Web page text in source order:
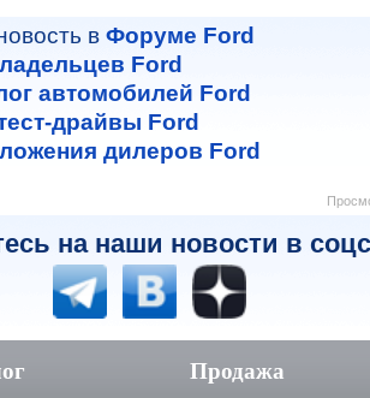
в Форуме Ford
Ford
автомобилей Ford
драйвы Ford
дилеров Ford
на наши новости в
Продажа